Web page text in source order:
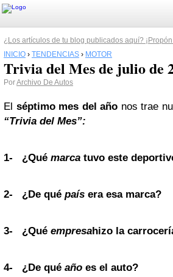
¿Los artículos de tu blog publicados aquí?
INICIO › TENDENCIAS › MOTOR
Trivia del Mes de julio de
PorArchivo De Autos
El séptimo mes del año nos trae
“Trivia del Mes”:
1- ¿Qué marca tuvo este
2- ¿De qué país era esa marca?
3- ¿Qué empresahizo la
4- ¿De qué año es el auto?